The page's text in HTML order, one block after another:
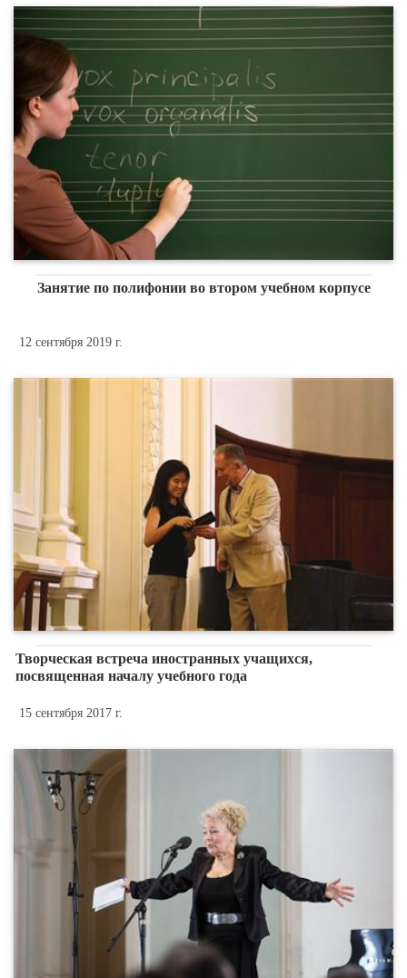
Занятие по полифонии во втором учебном корпусе
12 сентября 2019 г.
Творческая встреча иностранных учащихся,
посвященная началу учебного года
15 сентября 2017 г.